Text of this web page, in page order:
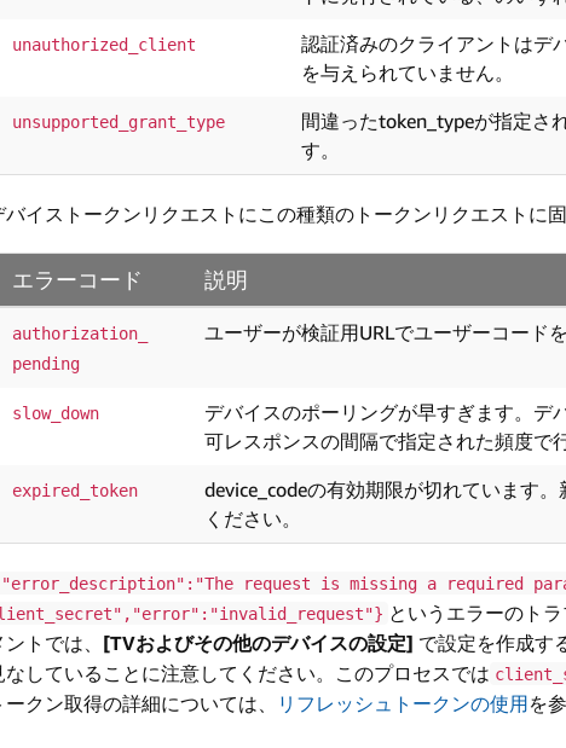
unauthorized_client
認証済みのクライアントはデ
を与えられていません。
unsupported_grant_type
間違ったtoken_typeが指定さ
す。
バイストークンリクエストにこの種類のトークンリクエストに
エラーコード 説明
authorization_
pending
ユーザーが検証用URLでユーザーコード
slow_down
デバイスのポーリングが早すぎます。デ
可レスポンスの間隔で指定された頻度で
expired_token
device_codeの有効期限が切れています
ください。
request is missing a required
というエラーのト
トでは、 [TVおよびその他のデバイスの設定] で設定を作成す
なしていることに注意してください。このプロセスでは
ークン取得の詳細については、
リフレッシュトークンの使用を